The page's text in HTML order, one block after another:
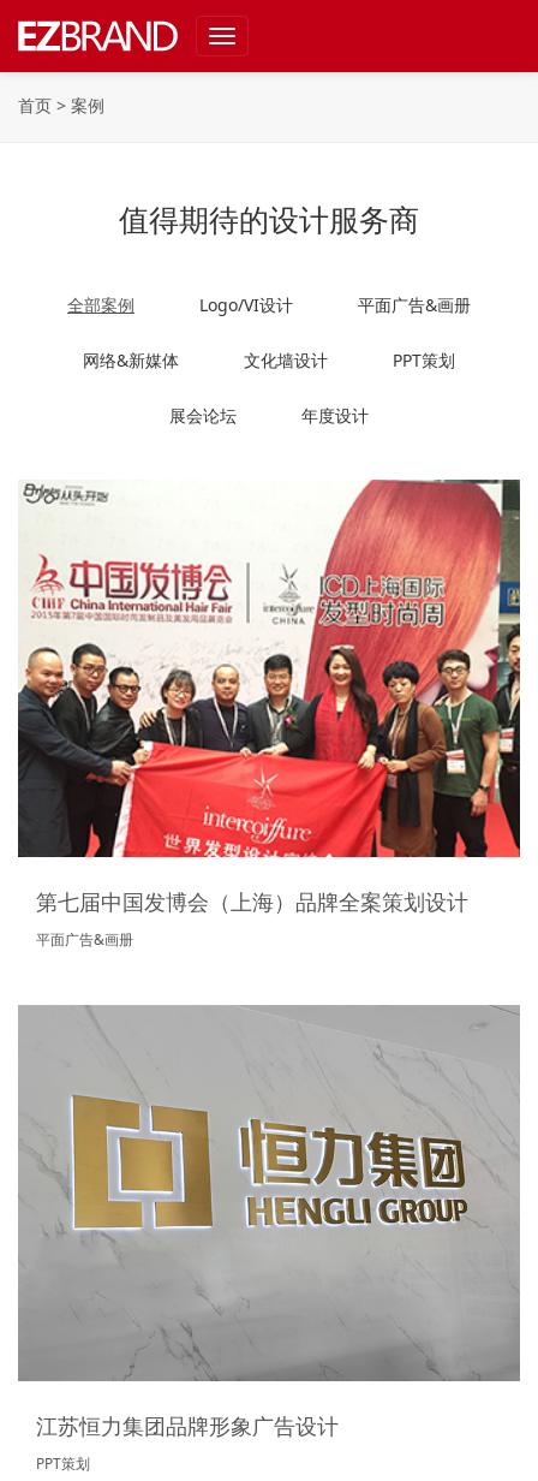
Toggle
navigation
首页 > 案例
值得期待的设计服务商
全部案例 Logo/VI设计 平面广告&画册
网络&新媒体 文化墙设计 PPT策划
展会论坛 年度设计
第七届中国发博会（上海）品牌全案策划设计
平面广告&画册
江苏恒力集团品牌形象广告设计
PPT策划